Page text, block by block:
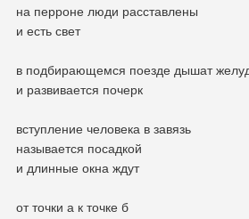
на перроне люди расставлены
и есть свет
в подбирающемся поезде дышат
и развивается почерк
вступление человека в завязь
называется посадкой
и длинные окна ждут
от точки а к точке б